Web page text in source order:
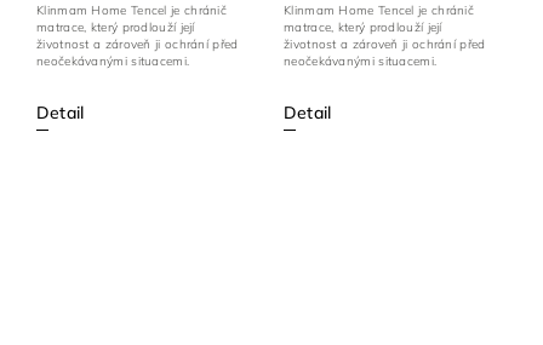
Detail
Klinmam Home Tencel je chránič
matrace, který prodlouží její
životnost a zároveň ji ochrání před
neočekávanými situacemi.
Detail
Klinmam Home Tencel je chránič
matrace, který prodlouží její
životnost a zároveň ji ochrání před
neočekávanými situacemi.